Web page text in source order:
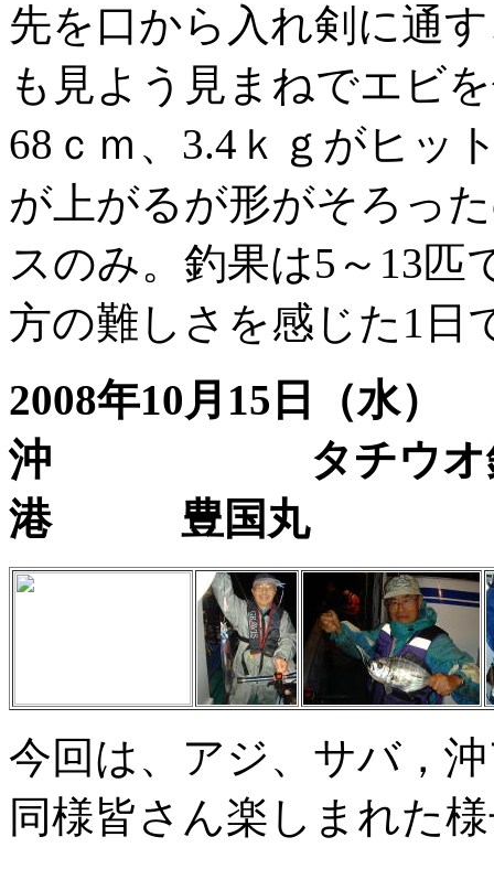
先を口から入れ剣に通
も見よう見まねでエビ
68ｃｍ、3.4ｋｇがヒッ
が上がるが形がそろっ
スのみ。釣果は5～13
方の難しさを感じた1日
2008年10月15日
沖 タチウ
港 豊国丸
今回は、アジ、サバ，
同様皆さん楽しまれた